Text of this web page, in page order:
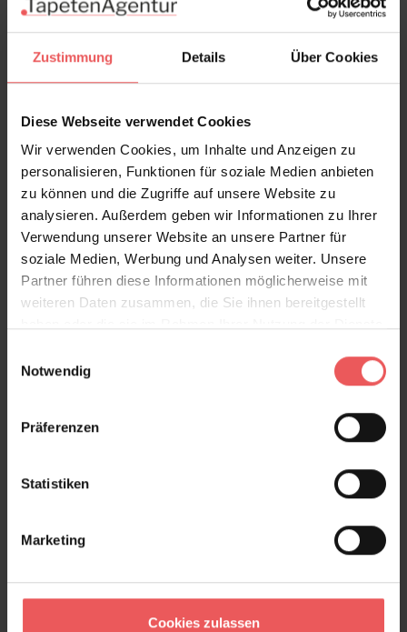
Zustimmung Details Über Cookies
Diese Webseite verwendet Cookies
Wir verwenden Cookies, um Inhalte und Anzeigen zu
personalisieren, Funktionen für soziale Medien anbieten
zu können und die Zugriffe auf unsere Website zu
analysieren. Außerdem geben wir Informationen zu Ihrer
Verwendung unserer Website an unsere Partner für
soziale Medien, Werbung und Analysen weiter. Unsere
Partner führen diese Informationen möglicherweise mit
weiteren Daten zusammen, die Sie ihnen bereitgestellt
Notwendig
Präferenzen
Statistiken
Marketing
Cookies zulassen